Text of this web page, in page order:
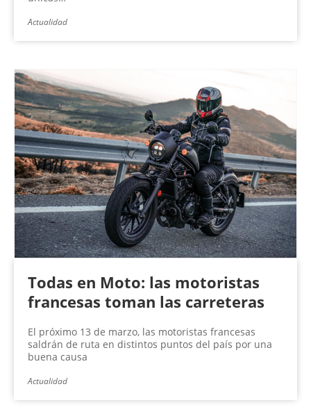
Actualidad
Todas en Moto: las motoristas
francesas toman las carreteras
El próximo 13 de marzo, las motoristas francesas
saldrán de ruta en distintos puntos del país por una
buena causa
Actualidad